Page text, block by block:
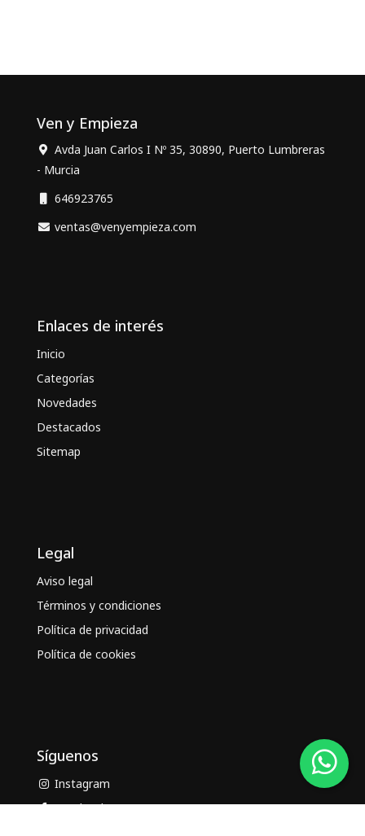
Ven y Empieza
Avda Juan Carlos I Nº 35, 30890, Puerto Lumbreras
- Murcia
646923765
ventas@venyempieza.com
Enlaces de interés
Inicio
Categorías
Novedades
Destacados
Sitemap
Legal
Aviso legal
Términos y condiciones
Política de privacidad
Política de cookies
Síguenos
Instagram
Facebook